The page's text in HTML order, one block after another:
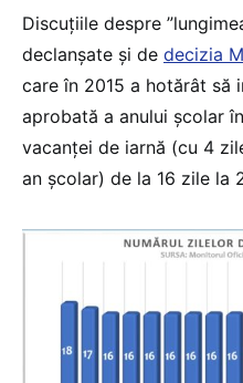
Discuțiile despre
declanșate și de decizia
care în 2015 a hotărât să
aprobată a anului școlar
vacanței de iarnă (cu 4
an școlar) de la 16 zile la